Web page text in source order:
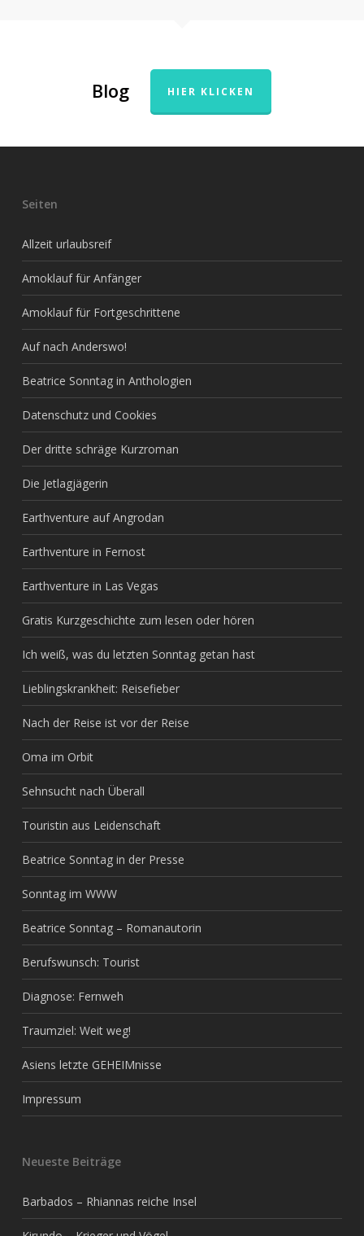
Blog HIER KLICKEN
Seiten
Allzeit urlaubsreif
Amoklauf für Anfänger
Amoklauf für Fortgeschrittene
Auf nach Anderswo!
Beatrice Sonntag in Anthologien
Datenschutz und Cookies
Der dritte schräge Kurzroman
Die Jetlagjägerin
Earthventure auf Angrodan
Earthventure in Fernost
Earthventure in Las Vegas
Gratis Kurzgeschichte zum lesen oder hören
Ich weiß, was du letzten Sonntag getan hast
Lieblingskrankheit: Reisefieber
Nach der Reise ist vor der Reise
Oma im Orbit
Sehnsucht nach Überall
Touristin aus Leidenschaft
Beatrice Sonntag in der Presse
Sonntag im WWW
Beatrice Sonntag – Romanautorin
Berufswunsch: Tourist
Diagnose: Fernweh
Traumziel: Weit weg!
Asiens letzte GEHEIMnisse
Impressum
Neueste Beiträge
Barbados – Rhiannas reiche Insel